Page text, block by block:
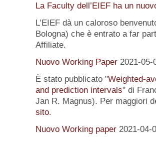
La Faculty dell’EIEF ha un
L’EIEF dà un caloroso
Bologna) che è entrato a far
Affiliate.
Nuovo Working Paper 2021-05-
È stato pubblicato "Weighted-
and prediction intervals" di
Jan R. Magnus). Per maggiori
sito.
Nuovo Working paper 2021-04-